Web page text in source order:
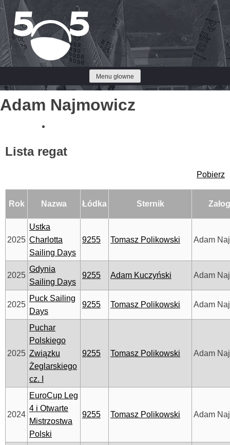
Przejdź
do
treści
Menu głowne
Adam Najmowicz
Lista regat
Pobierz
Rok Nazwa Łódka Sternik
2025
Ustka
Charlotta
Sailing Days
9255 Tomasz Polikowski Adam
2025
Gdynia
Sailing Days
9255 Adam Kuczyński Adam
2025
Puck Sailing
Days
9255 Tomasz Polikowski Adam
2025
Puchar
Polskiego
Związku
Żeglarskiego
cz. I
9255 Tomasz Polikowski Adam
2024
EuroCup Leg
4 i Otwarte
Mistrzostwa
Polski
9255 Tomasz Polikowski Adam